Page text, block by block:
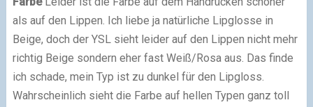
als auf den Lippen. Ich liebe ja natürliche Lipglosse in
Beige, doch der YSL sieht leider auf den Lippen nicht mehr
richtig Beige sondern eher fast Weiß/Rosa aus. Das finde
ich schade, mein Typ ist zu dunkel für den Lipgloss.
Wahrscheinlich sieht die Farbe auf hellen Typen ganz toll